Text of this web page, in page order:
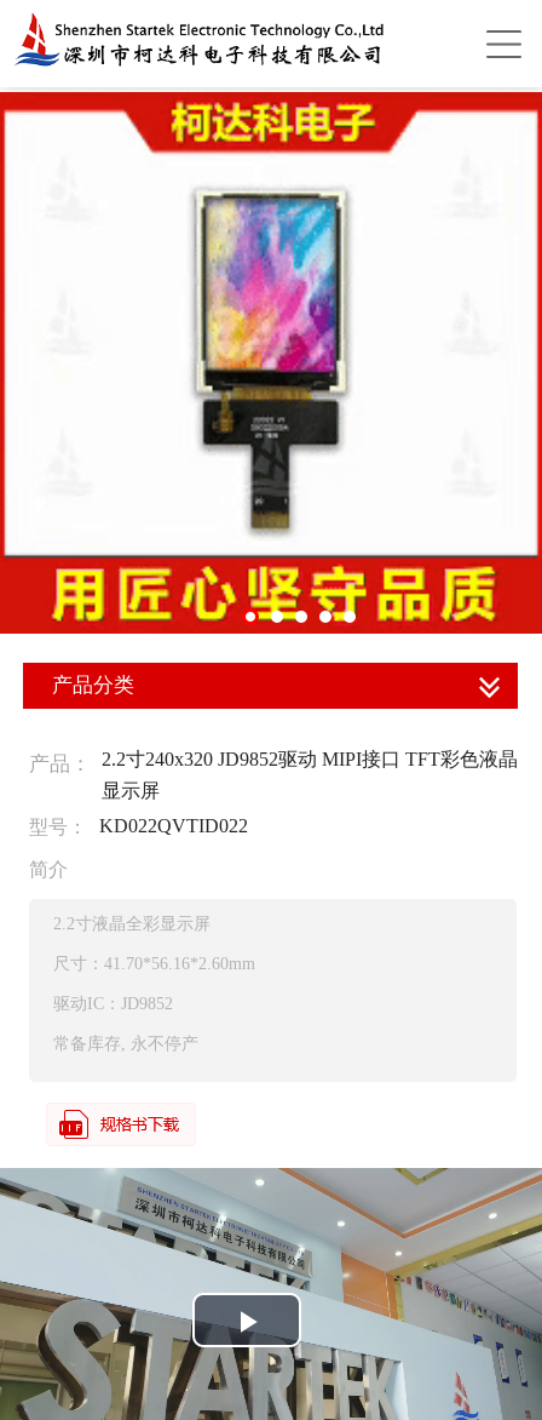
产品分类
产品：
2.2寸240x320 JD9852驱动 MIPI接口 TFT彩色液晶
显示屏
型号：
KD022QVTID022
简介
2.2寸液晶全彩显示屏
尺寸：41.70*56.16*2.60mm
驱动IC：JD9852
常备库存, 永不停产
P
l